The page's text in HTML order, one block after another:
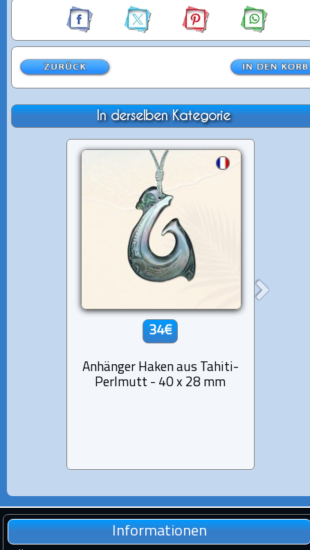
In derselben Kategorie
34€
Anhänger Haken aus Tahiti-
Perlmutt - 40 x 28 mm
Informationen